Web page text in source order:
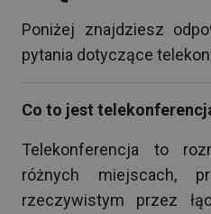
Poniżej znajdziesz
pytania dotyczące
Co to jest
Telekonferencja to
różnych miejscach,
rzeczywistym przez